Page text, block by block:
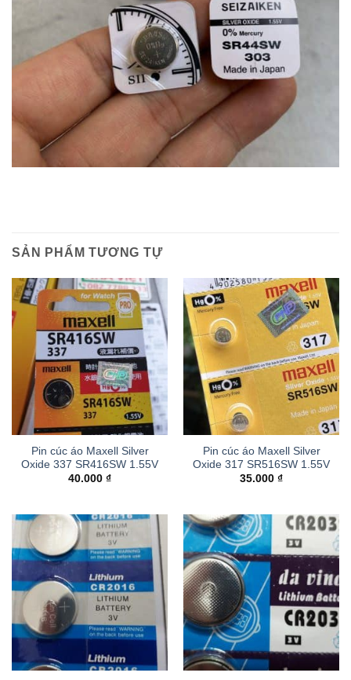
SẢN PHẨM TƯƠNG TỰ
Pin cúc áo Maxell Silver
Oxide 337 SR416SW 1.55V
40.000 ₫
Pin cúc áo Maxell Silver
Oxide 317 SR516SW 1.55V
35.000 ₫